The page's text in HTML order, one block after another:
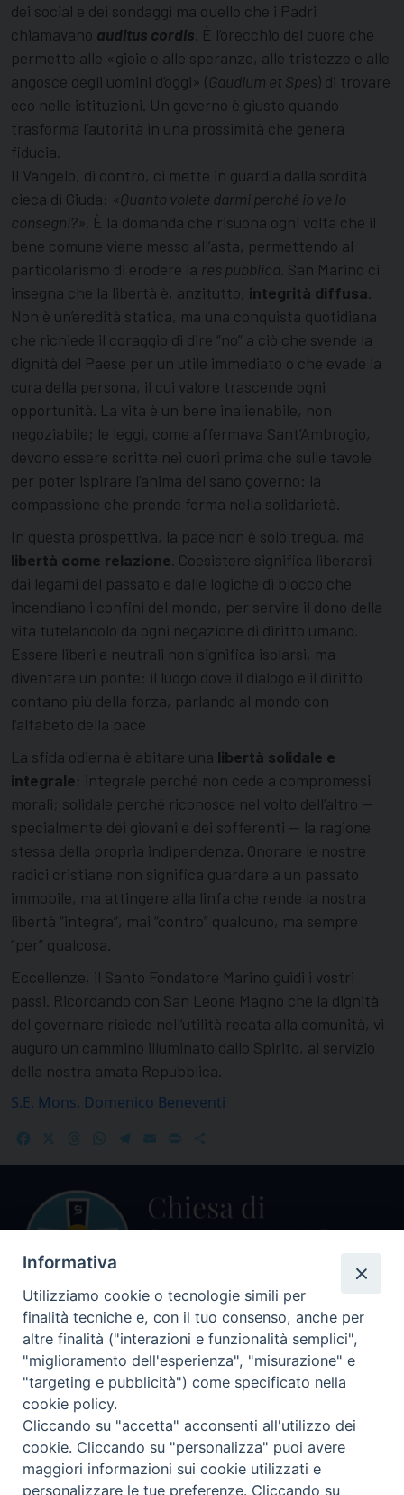
dei social e dei sondaggi ma quello che i Padri
chiamavano auditus cordis . È l’orecchio del cuore che
permette alle «gioie e alle speranze, alle tristezze e alle
angosce degli uomini d’oggi» (Gaudium et Spes) di trovare
eco nelle istituzioni. Un governo è giusto quando
trasforma l’autorità in una prossimità che genera
fiducia.
Il Vangelo, di contro, ci mette in guardia dalla sordità
cieca di Giuda: «Quanto volete darmi perché io ve lo
consegni?» . È la domanda che risuona ogni volta che il
bene comune viene messo all’asta, permettendo al
particolarismo di erodere la res pubblica . San Marino ci
insegna che la libertà è, anzitutto, integrità diffusa
Non è un’eredità statica, ma una conquista quotidiana
che richiede il coraggio di dire “no” a ciò che svende la
dignità del Paese per un utile immediato o che evade la
cura della persona, il cui valore trascende ogni
opportunità. La vita è un bene inalienabile, non
negoziabile; le leggi, come affermava Sant’Ambrogio,
devono essere scritte nei cuori prima che sulle tavole
per poter ispirare l’anima del sano governo: la
compassione che prende forma nella solidarietà.
In questa prospettiva, la pace non è solo tregua, ma
libertà come relazione . Coesistere significa liberarsi
dai legami del passato e dalle logiche di blocco che
incendiano i confini del mondo, per servire il dono della
vita tutelandolo da ogni negazione di diritto umano.
Essere liberi e neutrali non significa isolarsi, ma
diventare un ponte: il luogo dove il dialogo e il diritto
contano più della forza, parlando al mondo con
l’alfabeto della pace
La sfida odierna è abitare una libertà solidale e
integrale : integrale perché non cede a compromessi
morali; solidale perché riconosce nel volto dell’altro —
specialmente dei giovani e dei sofferenti — la ragione
stessa della propria indipendenza. Onorare le nostre
radici cristiane non significa guardare a un passato
immobile, ma attingere alla linfa che rende la nostra
libertà “integra”, mai “contro” qualcuno, ma sempre
“per” qualcosa.
Eccellenze, il Santo Fondatore Marino guidi i vostri
passi. Ricordando con San Leone Magno che la dignità
del governare risiede nell’utilità recata alla comunità, vi
auguro un cammino illuminato dallo Spirito, al servizio
della nostra amata Repubblica.
S.E. Mons. Domenico Beneventi
FacebookThreadsWhatsApp
Telegram
EmailPrint
Centralino Curia Vescovile
0541 913711
Indirizzo
47864 PENNABILLI (RN)
Seguici su
Informativa
Utilizziamo cookie o tecnologie simili per
finalità tecniche e, con il tuo consenso, anche per
altre finalità ("interazioni e funzionalità semplici",
"miglioramento dell'esperienza", "misurazione" e
"targeting e pubblicità") come specificato nella
cookie policy.
Cliccando su "accetta" acconsenti all'utilizzo dei
cookie. Cliccando su "personalizza" puoi avere
maggiori informazioni sui cookie utilizzati e
personalizzare le tue preferenze. Cliccando su